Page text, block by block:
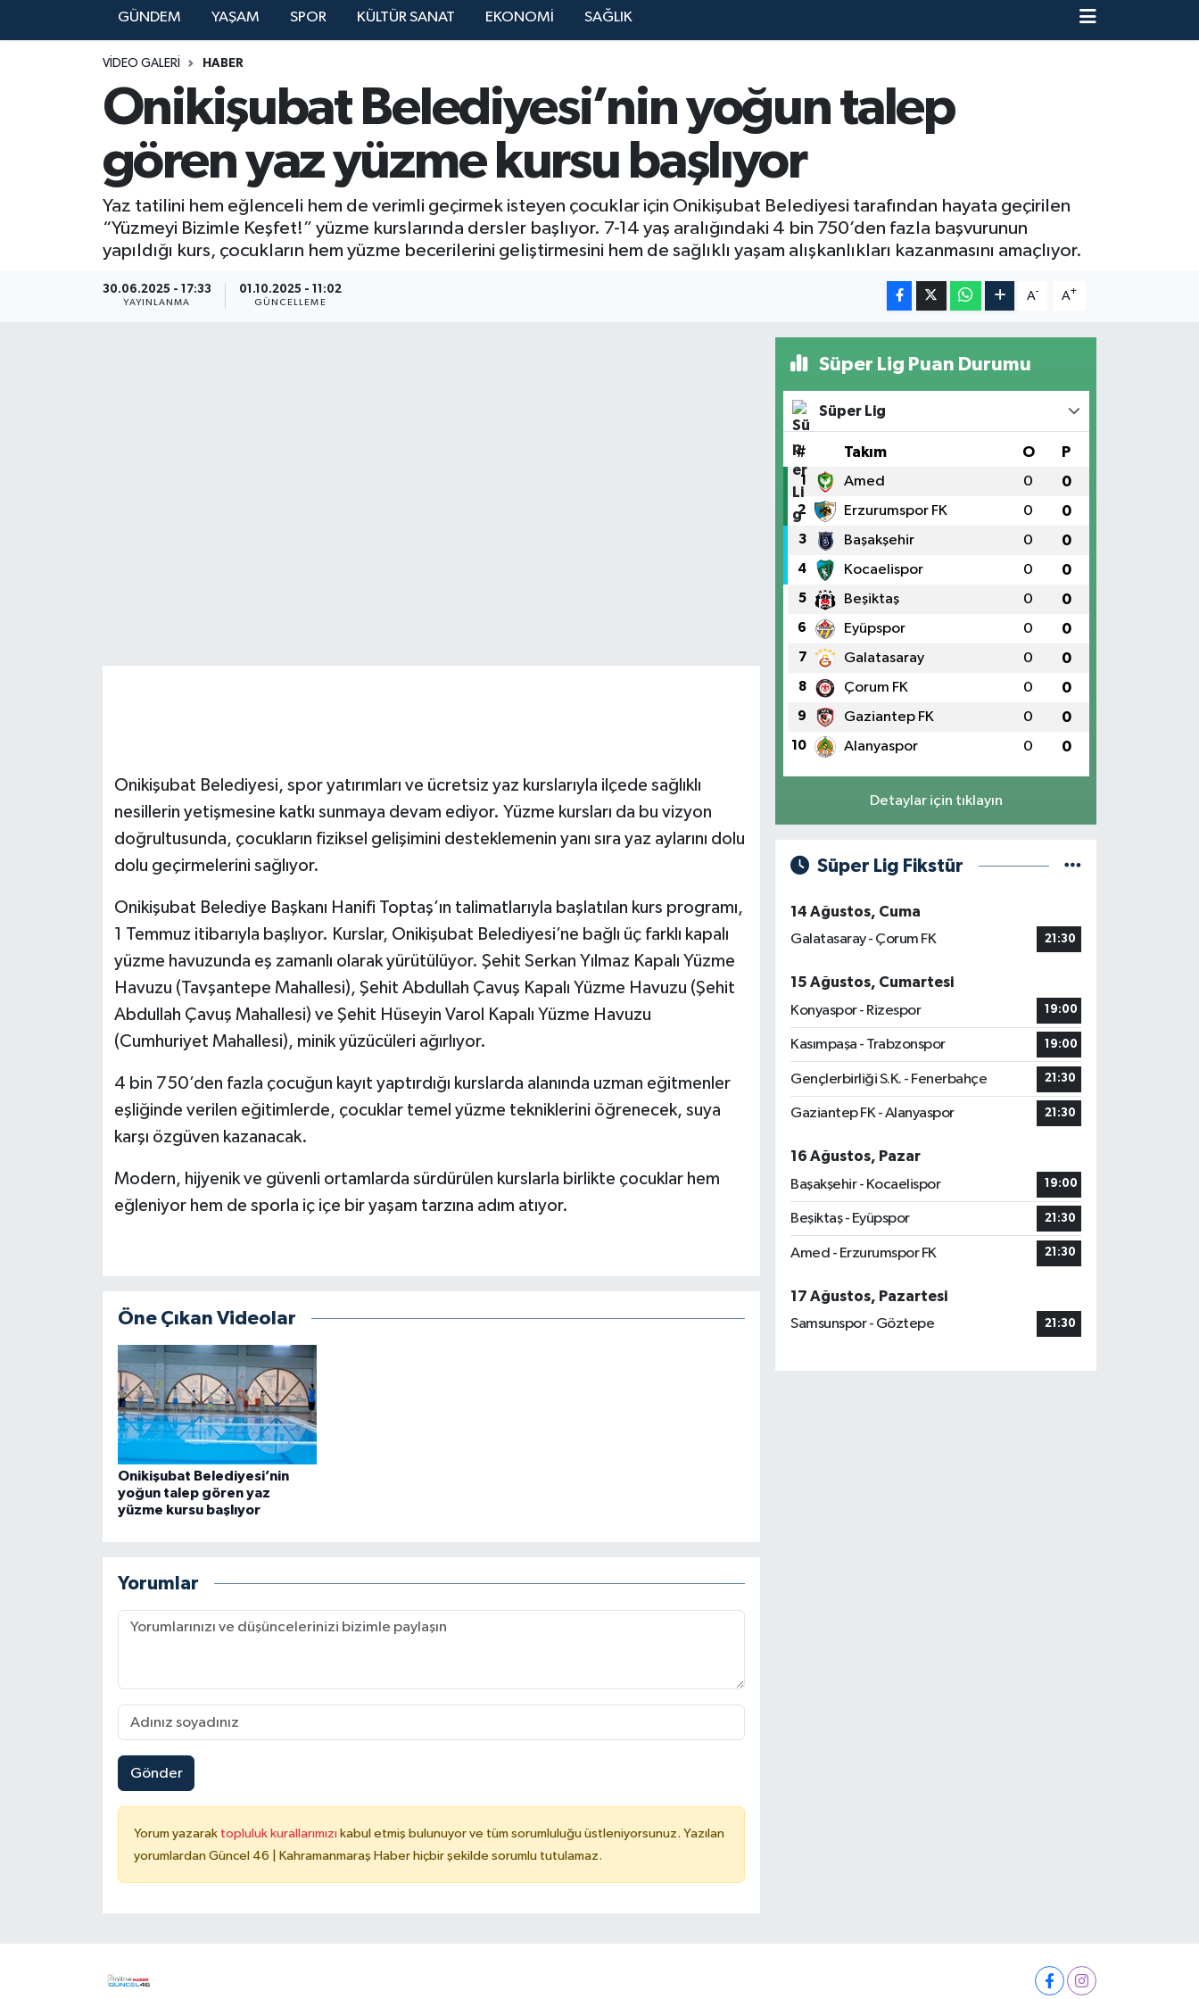
GÜNDEM YAŞAM SPOR KÜLTÜR SANAT EKONOMİ SAĞLIK
VIDEO GALERI HABER
Onikişubat Belediyesi’nin yoğun talep
gören yaz yüzme kursu başlıyor
Yaz tatilini hem eğlenceli hem de verimli geçirmek isteyen çocuklar için Onikişubat Belediyesi tarafından hayata geçirilen
“Yüzmeyi Bizimle Keşfet!” yüzme kurslarında dersler başlıyor. 7-14 yaş aralığındaki 4 bin 750’den fazla başvurunun
yapıldığı kurs, çocukların hem yüzme becerilerini geliştirmesini hem de sağlıklı yaşam alışkanlıkları kazanmasını amaçlıyor.
30.06.2025 - 17:33
YAYINLANMA
01.10.2025 - 11:02
GÜNCELLEME
A- A+
Onikişubat Belediyesi, spor yatırımları ve ücretsiz yaz kurslarıyla ilçede sağlıklı
nesillerin yetişmesine katkı sunmaya devam ediyor. Yüzme kursları da bu vizyon
doğrultusunda, çocukların fiziksel gelişimini desteklemenin yanı sıra yaz aylarını dolu
dolu geçirmelerini sağlıyor.
Onikişubat Belediye Başkanı Hanifi Toptaş’ın talimatlarıyla başlatılan kurs programı,
1 Temmuz itibarıyla başlıyor. Kurslar, Onikişubat Belediyesi’ne bağlı üç farklı kapalı
yüzme havuzunda eş zamanlı olarak yürütülüyor. Şehit Serkan Yılmaz Kapalı Yüzme
Havuzu (Tavşantepe Mahallesi), Şehit Abdullah Çavuş Kapalı Yüzme Havuzu (Şehit
Abdullah Çavuş Mahallesi) ve Şehit Hüseyin Varol Kapalı Yüzme Havuzu
(Cumhuriyet Mahallesi), minik yüzücüleri ağırlıyor.
4 bin 750’den fazla çocuğun kayıt yaptırdığı kurslarda alanında uzman eğitmenler
eşliğinde verilen eğitimlerde, çocuklar temel yüzme tekniklerini öğrenecek, suya
karşı özgüven kazanacak.
Modern, hijyenik ve güvenli ortamlarda sürdürülen kurslarla birlikte çocuklar hem
eğleniyor hem de sporla iç içe bir yaşam tarzına adım atıyor.
Öne Çıkan Videolar
Onikişubat Belediyesi’nin
yoğun talep gören yaz
yüzme kursu başlıyor
Yorumlar
Gönder
Yorum yazarak topluluk kurallarımızı kabul etmiş bulunuyor ve tüm sorumluluğu üstleniyorsunuz. Yazılan
yorumlardan Güncel 46 | Kahramanmaraş Haber hiçbir şekilde sorumlu tutulamaz.
Süper Lig Puan Durumu
Süper Lig
# Takım O P
1 Amed 0 0
2 Erzurumspor FK 0 0
3 Başakşehir 0 0
4 Kocaelispor 0 0
5 Beşiktaş 0 0
6 Eyüpspor 0 0
7 Galatasaray 0 0
8 Çorum FK 0 0
9 Gaziantep FK 0 0
10 Alanyaspor 0 0
Detaylar için tıklayın
Süper Lig Fikstür
14 Ağustos, Cuma
Galatasaray - Çorum FK
21:30
15 Ağustos, Cumartesi
Konyaspor - Rizespor
19:00
Kasımpaşa - Trabzonspor 19:00
Gençlerbirliği S.K. - Fenerbahçe 21:30
Gaziantep FK - Alanyaspor 21:30
16 Ağustos, Pazar
Başakşehir - Kocaelispor
19:00
Beşiktaş - Eyüpspor 21:30
Amed - Erzurumspor FK 21:30
17 Ağustos, Pazartesi
Samsunspor - Göztepe
21:30